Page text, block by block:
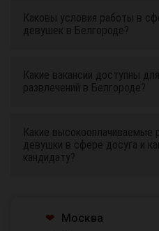
Каковы условия работы в
девушек в Белгороде?
Какие вакансии доступны
развлечений в Белгороде?
Какие высокооплачиваемые
девушки в сфере досуга и
кандидату?
Москва